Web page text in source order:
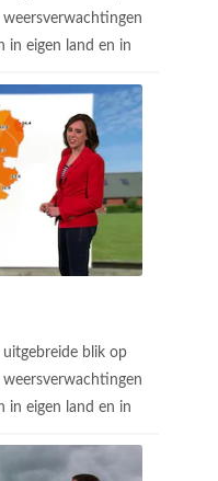
in eigen land en in
uitgebreide blik op
in eigen land en in